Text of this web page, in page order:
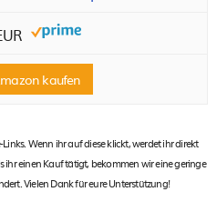
kaufen
Wenn ihr auf diese klickt, werdet ihr direkt
ihr einen Kauf tätigt, bekommen wir eine geringe
Vielen Dank für eure Unterstützung!